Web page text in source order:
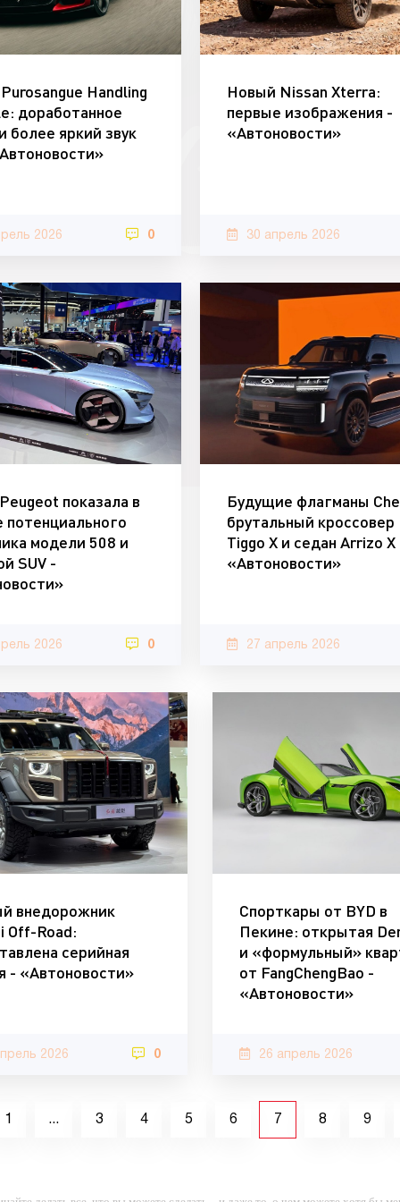
Handling
доработанное
более яркий звук
2026 0
Новый Nissan Xterra:
первые изображения -
«Автоновости»
30 апрель 2026
показала в
потенциального
модели 508 и
SUV -
2026 0
Будущие флагманы
брутальный кроссовер
Tiggo X и седан Arrizo X
«Автоновости»
27 апрель 2026
внедорожник
Off-Road:
серийная
- «Автоновости»
2026 0
Спорткары от BYD в
Пекине: открытая
и «формульный»
от FangChengBao -
«Автоновости»
26 апрель 2026
1 ... 3 4 5 6 7 8 9